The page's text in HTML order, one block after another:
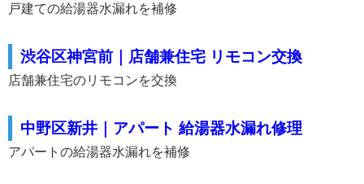
戸建ての給湯器水漏れを補修
渋谷区神宮前｜店舗兼住宅 リモコン交換
店舗兼住宅のリモコンを交換
中野区新井｜アパート 給湯器水漏れ修理
アパートの給湯器水漏れを補修